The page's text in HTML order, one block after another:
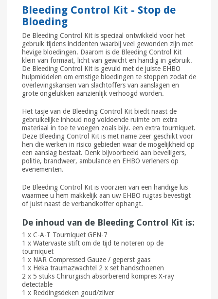
Bleeding Control Kit - Stop de
Bloeding
De Bleeding Control Kit is speciaal ontwikkeld voor het
gebruik tijdens incidenten waarbij veel gewonden zijn met
hevige bloedingen. Daarom is de Bleeding Control Kit
klein van formaat, licht van gewicht en handig in gebruik.
De Bleeding Control Kit is gevuld met de juiste EHBO
hulpmiddelen om ernstige bloedingen te stoppen zodat de
overlevingskansen van slachtoffers van aanslagen en
grote ongelukken aanzienlijk verhoogd worden.
Het tasje van de Bleeding Control Kit biedt naast de
gebruikelijke inhoud nog voldoende ruimte om extra
materiaal in toe te voegen zoals bijv. een extra tourniquet.
Deze Bleeding Control Kit is met name zeer geschikt voor
hen die werken in risico gebieden waar de mogelijkheid op
een aanslag bestaat. Denk bijvoorbeeld aan beveiligers,
politie, brandweer, ambulance en EHBO verleners op
evenementen.
De Bleeding Control Kit is voorzien van een handige lus
waarmee u hem makkelijk aan uw EHBO rugtas bevestigt
of juist naast de verbandkoffer ophangt.
De inhoud van de Bleeding Control Kit is:
1 x C-A-T Tourniquet GEN-7
1 x Watervaste stift om de tijd te noteren op de
tourniquet
1 x NAR Compressed Gauze / geperst gaas
1 x Heka traumazwachtel 2 x set handschoenen
2 x 5 stuks Chirurgisch absorberend kompres X-ray
detectable
1 x Reddingsdeken goud/zilver